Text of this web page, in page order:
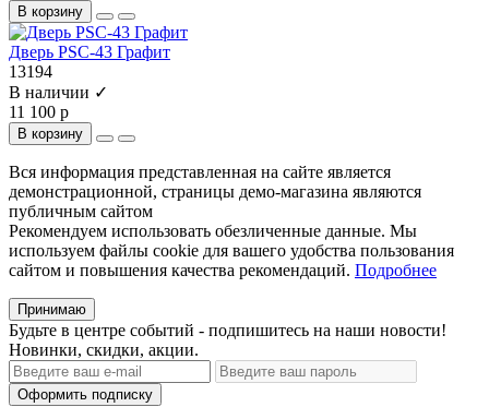
В корзину
Дверь PSC-43 Графит
13194
В наличии ✓
11 100 р
В корзину
Вся информация представленная на сайте является
демонстрационной, страницы демо-магазина являются
публичным сайтом
Рекомендуем использовать обезличенные данные. Мы
используем файлы cookie для вашего удобства пользования
сайтом и повышения качества рекомендаций. Подробнее
Принимаю
Будьте в центре событий - подпишитесь на наши новости!
Новинки, скидки, акции.
Оформить подписку